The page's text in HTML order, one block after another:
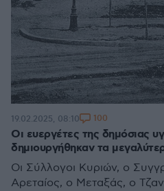
Οι ευεργέτες της δημόσιας
δημιουργήθηκαν τα
Οι Σύλλογοι Κυριών, ο
Αρεταίος, ο Μεταξάς, ο
19.02.2025, 08:10 100